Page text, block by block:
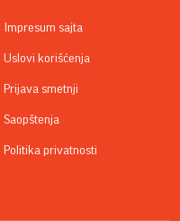
Impresum sajta
Uslovi korišćenja
Prijava smetnji
Saopštenja
Politika privatnosti